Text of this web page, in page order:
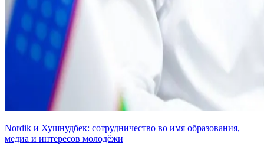
Nordik и Хушнудбек: сотрудничество во имя образования,
медиа и интересов молодёжи